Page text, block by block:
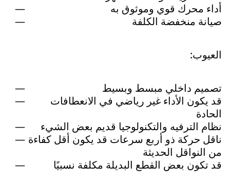
أداء محرك قوي وموثوق به
صيانة منخفضة الكلفة
العيوب:
تصميم داخلي مبسط وبسيط
قد يكون الأداء غير رياضي في الانعطافات
الحادة
نظام الترفيه والتكنولوجيا قديم بعض الشيء
ناقل حركة ذو أربع سرعات قد يكون أقل كفاءة
من النواقل الحديثة
قد تكون بعض القطع البديلة مكلفة نسبيًا